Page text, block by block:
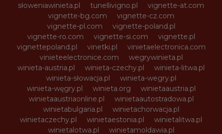
słoweniawinieta.pl
tunellivigno.pl
vignette-at.com
vignette-bg.com
vignette-cz.com
vignette-pl.com
vignette-poland.pl
vignette-ro.com
vignette-si.com
vignette.pl
vignettepoland.pl
vinetki.pl
vinietaelectronica.com
vinieteelectronice.com
wegrywinieta.pl
winieta-austria.pl
winieta-czechy.pl
winieta-litwa.pl
winieta-słowacja.pl
winieta-wegry.pl
winieta-węgry.pl
winieta.org
winietaaustria.pl
winietaaustriaonline.pl
winietaautostradowa.pl
winietabulgaria.pl
winietachorwacja.pl
winietaczechy.pl
winietaestonia.pl
winietalitwa.pl
winietalotwa.pl
winietamoldawia.pl